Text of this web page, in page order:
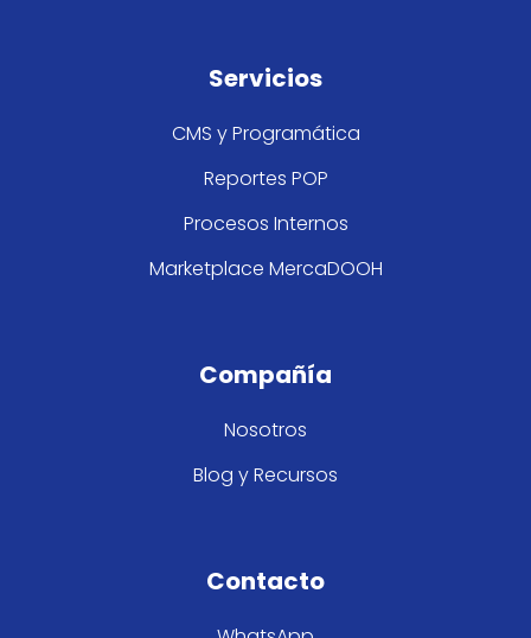
Servicios
CMS y Programática
Reportes POP
Procesos Internos
Marketplace MercaDOOH
Compañía
Nosotros
Blog y Recursos
Contacto